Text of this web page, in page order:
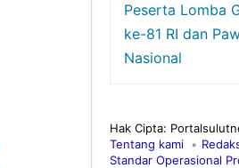
Peserta Lomba
ke-81 RI dan
Nasional
Hak Cipta:
Tentang kami
Standar Operasional